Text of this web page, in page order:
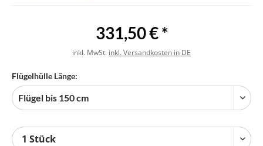
331,50 € *
inkl. MwSt. inkl. Versandkosten in DE
Flügelhülle Länge: